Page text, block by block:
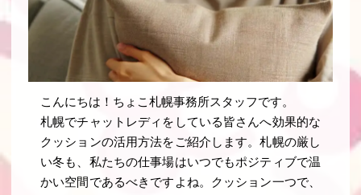
こんにちは！ちょこ札幌事務所スタッフです。
札幌でチャットレディをしている皆さんへ効果的な
クッションの活用方法をご紹介します。札幌の厳し
い冬も、私たちの仕事場はいつでもポジティブで温
かい空間であるべきですよね。クッション一つで、